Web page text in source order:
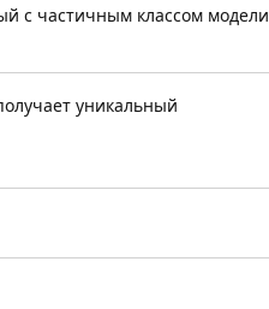
с частичным классом модели
уникальный